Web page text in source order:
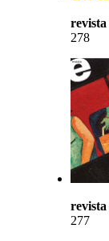
revista
278
revista
277